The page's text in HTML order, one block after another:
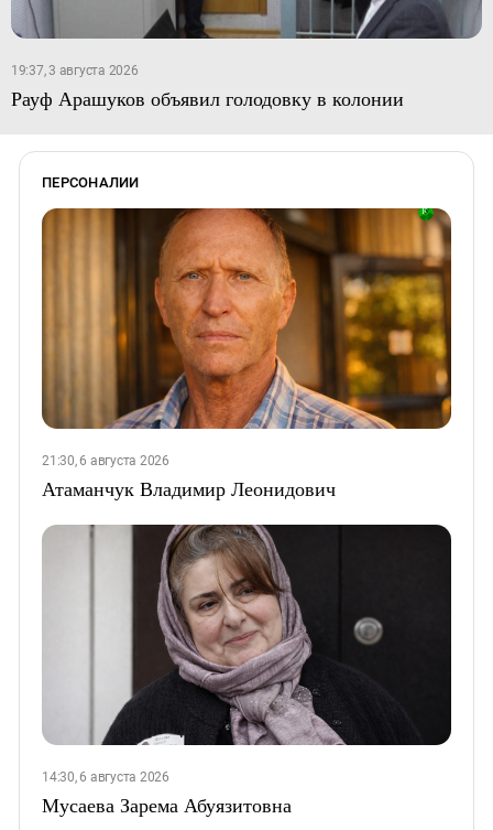
19:37, 3 августа 2026
Рауф Арашуков объявил голодовку в колонии
ПЕРСОНАЛИИ
21:30, 6 августа 2026
Атаманчук Владимир Леонидович
14:30, 6 августа 2026
Мусаева Зарема Абуязитовна